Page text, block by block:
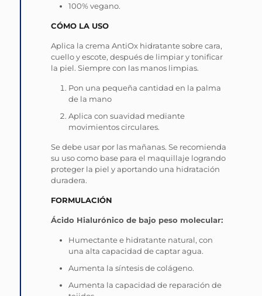
100% vegano.
CÓMO LA USO
Aplica la crema AntiOx hidratante sobre cara,
cuello y escote, después de limpiar y tonificar
la piel. Siempre con las manos limpias.
Pon una pequeña cantidad en la palma
de la mano
Aplica con suavidad mediante
movimientos circulares.
Se debe usar por las mañanas. Se recomienda
su uso como base para el maquillaje logrando
proteger la piel y aportando una hidratación
duradera.
FORMULACIÓN
Ácido Hialurónico de bajo peso molecular:
Humectante e hidratante natural, con
una alta capacidad de captar agua.
Aumenta la síntesis de colágeno.
Aumenta la capacidad de reparación de